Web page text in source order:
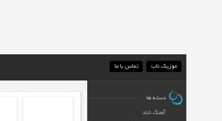
موزیک ناب تماس با ما
دسته ها
آهنگ شاد